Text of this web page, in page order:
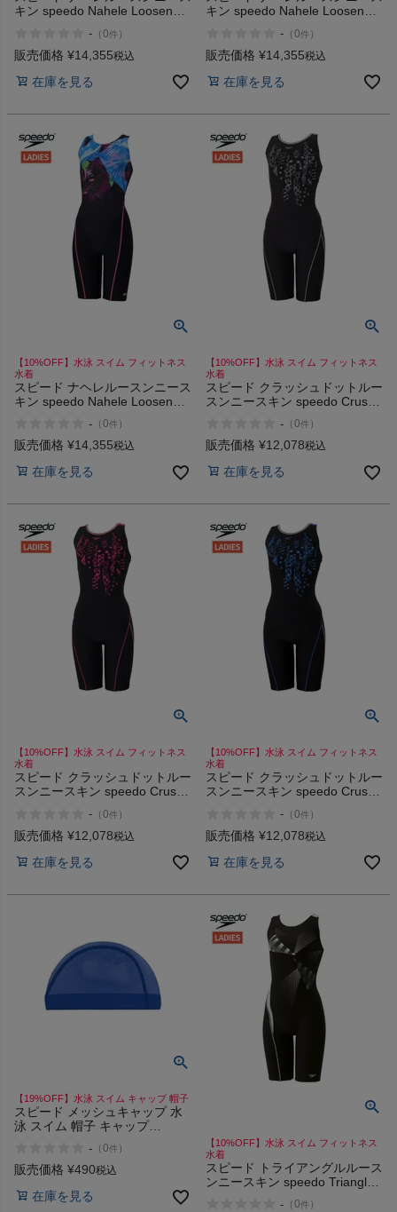
キン speedo Nahele Loosen
- （0件 ）
販売価格 ¥14,355税込
在庫を見る
キン speedo Nahele Loosen
- （0件 ）
販売価格 ¥14,355税込
在庫を見る
【10%OFF】水泳 スイム フィットネス
水着
スピード ナヘレルースンニース
キン speedo Nahele Loosen
- （0件 ）
販売価格 ¥14,355税込
在庫を見る
【10%OFF】水泳 スイム フィットネス
水着
スピード クラッシュドットルー
スンニースキン speedo Crush
- （0件 ）
販売価格 ¥12,078税込
在庫を見る
【10%OFF】水泳 スイム フィットネス
水着
スピード クラッシュドットルー
スンニースキン speedo Crush
- （0件 ）
販売価格 ¥12,078税込
在庫を見る
【10%OFF】水泳 スイム フィットネス
水着
スピード クラッシュドットルー
スンニースキン speedo Crush
- （0件 ）
販売価格 ¥12,078税込
在庫を見る
【19%OFF】水泳 スイム キャップ 帽子
スピード メッシュキャップ 水
泳 スイム 帽子 キャップ
- （0件 ）
販売価格 ¥490税込
在庫を見る
【10%OFF】水泳 スイム フィットネス
水着
スピード トライアングルルース
ンニースキン speedo Triangle
- （0件 ）